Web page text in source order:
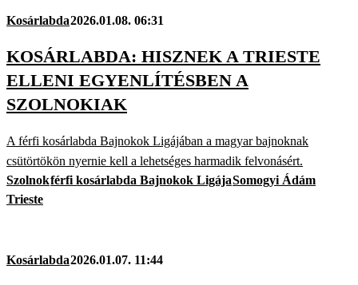
Kosárlabda2026.01.08. 06:31
KOSÁRLABDA: HISZNEK A TRIESTE
ELLENI EGYENLÍTÉSBEN A
SZOLNOKIAK
A férfi kosárlabda Bajnokok Ligájában a magyar bajnoknak
csütörtökön nyernie kell a lehetséges harmadik felvonásért.
Szolnokférfi kosárlabda Bajnokok LigájaSomogyi Ádám
Trieste
Kosárlabda2026.01.07. 11:44